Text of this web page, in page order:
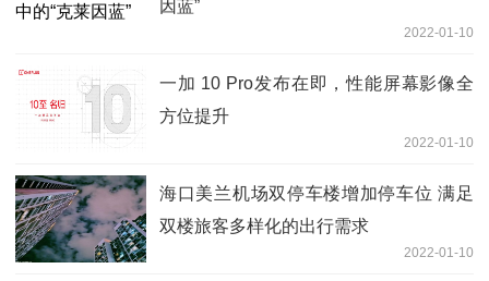
因蓝”
2022-01-10
一加 10 Pro发布在即，性能屏幕影像全
方位提升
2022-01-10
海口美兰机场双停车楼增加停车位 满足
双楼旅客多样化的出行需求
2022-01-10